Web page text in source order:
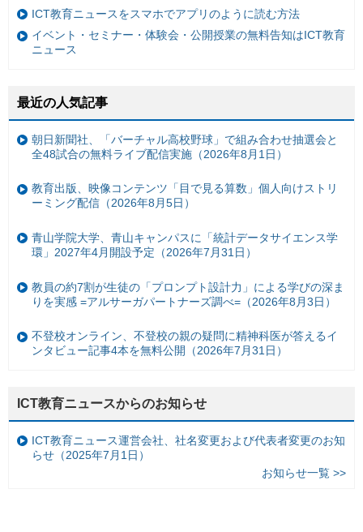
ICT教育ニュースをスマホでアプリのように読む方法
イベント・セミナー・体験会・公開授業の無料告知はICT教育
ニュース
最近の人気記事
朝日新聞社、「バーチャル高校野球」で組み合わせ抽選会と
全48試合の無料ライブ配信実施（2026年8月1日）
教育出版、映像コンテンツ「目で見る算数」個人向けストリ
ーミング配信（2026年8月5日）
青山学院大学、青山キャンパスに「統計データサイエンス学
環」2027年4月開設予定（2026年7月31日）
教員の約7割が生徒の「プロンプト設計力」による学びの深ま
りを実感 =アルサーガパートナーズ調べ=（2026年8月3日）
不登校オンライン、不登校の親の疑問に精神科医が答えるイ
ンタビュー記事4本を無料公開（2026年7月31日）
ICT教育ニュースからのお知らせ
ICT教育ニュース運営会社、社名変更および代表者変更のお知
らせ（2025年7月1日）
お知らせ一覧 >>